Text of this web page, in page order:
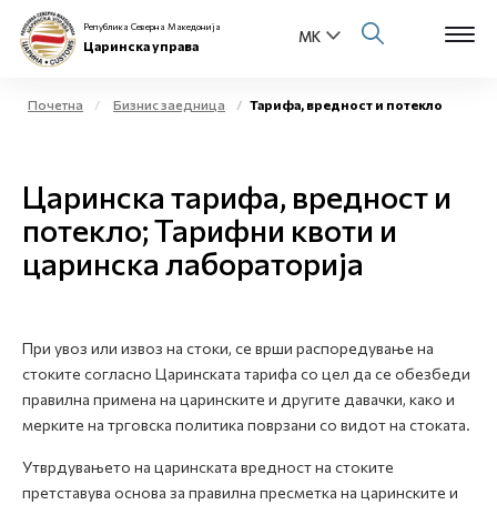
Open
Физички лица
Бизнис заедница
Медиа центар
Контакт
Е-Весник
Република Северна Македонија
Царинска управа
Почетна Бизнис заедница Тарифа, вредност и потекло
Царинска тарифа, вредност и
потекло; Тарифни квоти и
царинска лабораторија
При увоз или извоз на стоки, се врши распоредување на
стоките согласно Царинската тарифа со цел да се обезбеди
правилна примена на царинските и другите давачки, како и
мерките на трговска политика поврзани со видот на стоката.
Утврдувањето на царинската вредност на стоките
претставува основа за правилна пресметка на царинските и